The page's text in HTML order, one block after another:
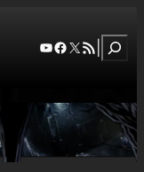
YouTube
Facebook
X RSS Feed